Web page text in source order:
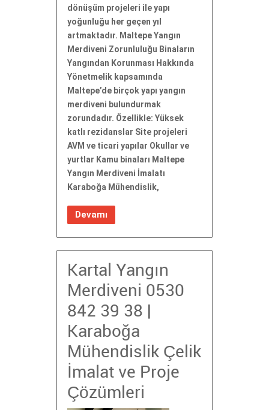
dönüşüm projeleri ile yapı
yoğunluğu her geçen yıl
artmaktadır. Maltepe Yangın
Merdiveni Zorunluluğu Binaların
Yangından Korunması Hakkında
Yönetmelik kapsamında
Maltepe’de birçok yapı yangın
merdiveni bulundurmak
zorundadır. Özellikle: Yüksek
katlı rezidanslar Site projeleri
AVM ve ticari yapılar Okullar ve
yurtlar Kamu binaları Maltepe
Yangın Merdiveni İmalatı
Karaboğa Mühendislik,
Devamı
Kartal Yangın
Merdiveni 0530
842 39 38 |
Karaboğa
Mühendislik Çelik
İmalat ve Proje
Çözümleri